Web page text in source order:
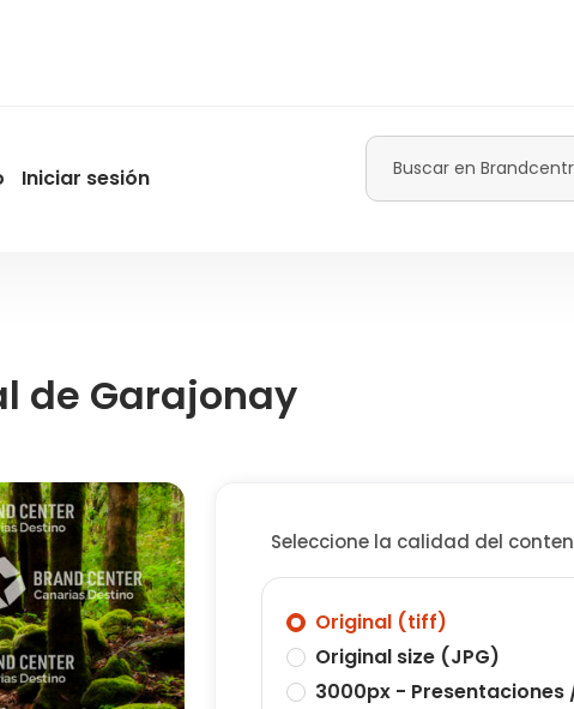
User
Iniciar sesión
de Garajonay
Seleccione la calidad del
Original (tiff)
Original size (JPG)
3000px - Presentaciones